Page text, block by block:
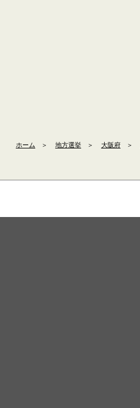
ホーム ＞ 地方選挙 ＞ 大阪府 ＞